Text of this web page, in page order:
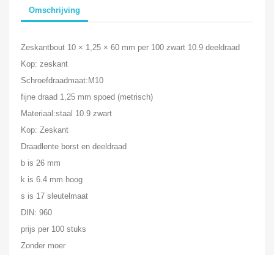
Omschrijving
Zeskantbout 10 × 1,25 × 60 mm per 100 zwart 10.9 deeldraad
Kop: zeskant
Schroefdraadmaat:M10
fijne draad 1,25 mm spoed (metrisch)
Materiaal:staal 10.9 zwart
Kop: Zeskant
Draadlente borst en deeldraad
b is 26 mm
k is 6.4 mm hoog
s is 17 sleutelmaat
DIN: 960
prijs per 100 stuks
Zonder moer